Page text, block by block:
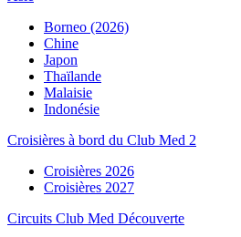
Borneo (2026)
Chine
Japon
Thaïlande
Malaisie
Indonésie
Croisières à bord du Club Med 2
Croisières 2026
Croisières 2027
Circuits Club Med Découverte